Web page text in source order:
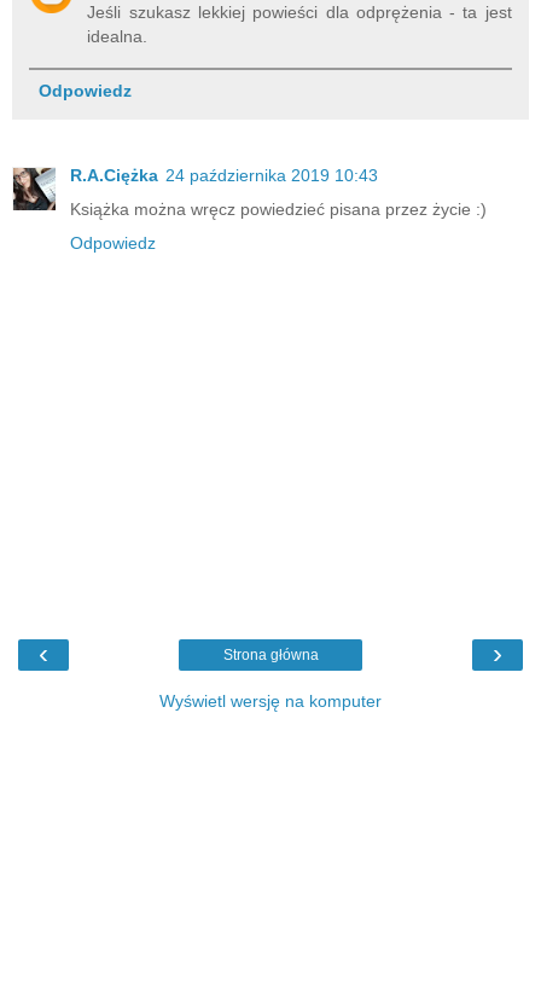
Jeśli szukasz lekkiej powieści dla odprężenia - ta jest
idealna.
Odpowiedz
R.A.Ciężka 24 października 2019 10:43
Książka można wręcz powiedzieć pisana przez życie :)
Odpowiedz
‹ ›
Strona główna
Wyświetl wersję na komputer